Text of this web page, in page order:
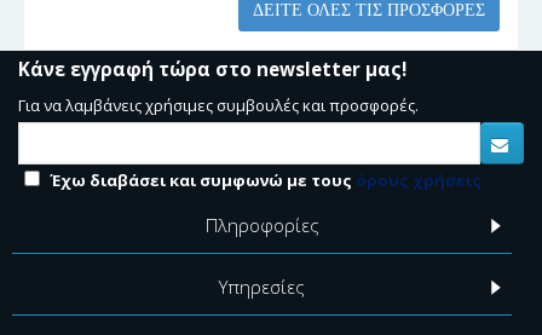
ΔΕΊΤΕ ΌΛΕΣ ΤΙΣ ΠΡΟΣΦΟΡΈΣ
Κάνε εγγραφή τώρα στο newsletter μας!
Για να λαμβάνεις χρήσιμες συμβουλές και προσφορές.
Έχω διαβάσει και συμφωνώ με τους όρους χρήσεις
Πληροφορίες
Υπηρεσίες